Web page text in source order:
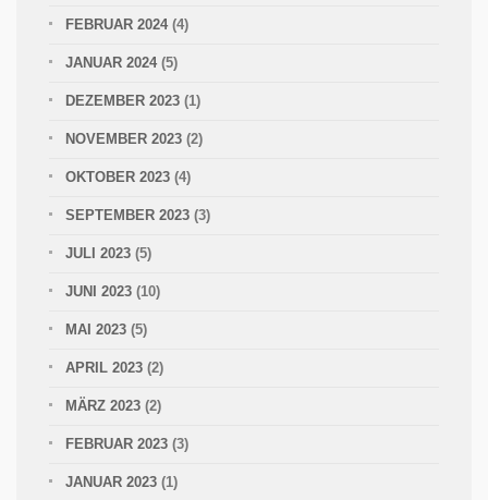
FEBRUAR 2024 (4)
JANUAR 2024 (5)
DEZEMBER 2023 (1)
NOVEMBER 2023 (2)
OKTOBER 2023 (4)
SEPTEMBER 2023 (3)
JULI 2023 (5)
JUNI 2023 (10)
MAI 2023 (5)
APRIL 2023 (2)
MÄRZ 2023 (2)
FEBRUAR 2023 (3)
JANUAR 2023 (1)